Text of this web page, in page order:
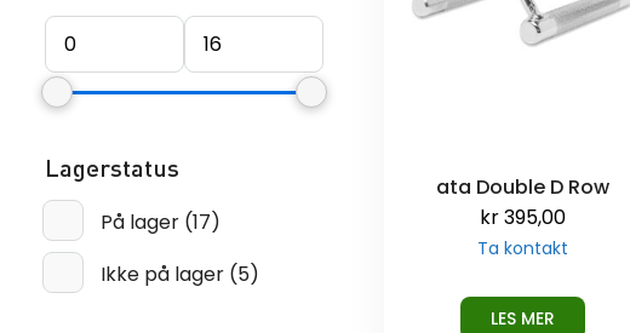
Lagerstatus
På lager (17)
Ikke på lager (5)
ata Double D Row
kr395,00
Ta kontakt
LES MER